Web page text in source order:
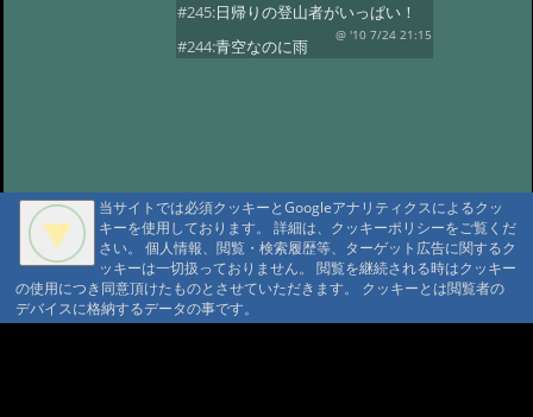
#245:日帰りの登山者がいっぱい！
@ '10 7/24 21:15
#244:青空なのに雨
花見
@ '10 7/16 22:17
#240:花を楽しむ会 @ '10 7/13 22:32
#239:唐沢林道の復旧 @ '10 7/5 20:48
#238:雷と大雨 @ '10 7/2 21:16
当サイトでは必須クッキーとGoogleアナリティクスによるクッ
キーを使用しております。 詳細は、クッキーポリシーをご覧くだ
さい。 個人情報、閲覧・検索履歴等、ターゲット広告に関するク
ッキーは一切扱っておりません。 閲覧を継続される時はクッキー
の使用につき同意頂けたものとさせていただきます。 クッキーとは閲覧者の
デバイスに格納するデータの事です。